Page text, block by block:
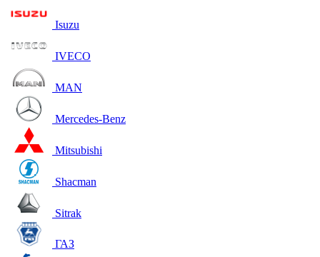
Isuzu
IVECO
MAN
Mercedes-Benz
Mitsubishi
Shacman
Sitrak
ГАЗ